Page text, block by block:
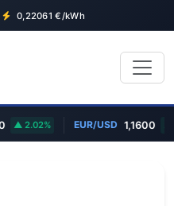
0,22061 €/kWh
2.02% EUR/USD 1,1600